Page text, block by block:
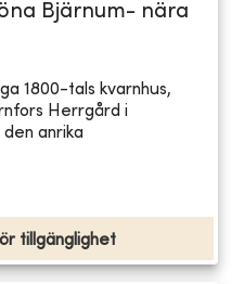
Bjärnum- nära
1800-tals kvarnhus,
Herrgård i
anrika
tillgänglighet